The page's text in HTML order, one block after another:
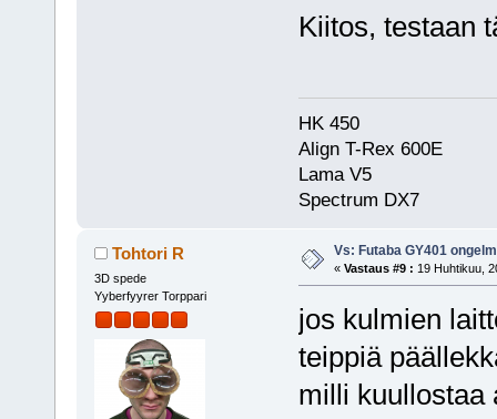
Kiitos, testaan
HK 450
Align T-Rex 600E
Lama V5
Spectrum DX7
Tohtori R
3D spede
Yyberfyyrer Torppari
Vs: Futaba GY401
« Vastaus #9 : 19 Huhtikuu,
jos kulmien
teippiä
milli kuullostaa